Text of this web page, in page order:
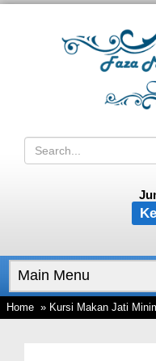
Home » Kursi Makan Jati